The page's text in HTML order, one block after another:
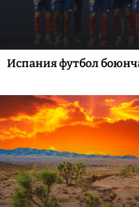
Испания футбол